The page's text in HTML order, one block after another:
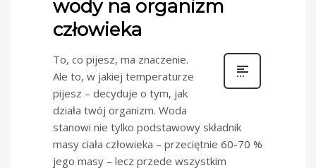
wody na organizm
człowieka
To, co pijesz, ma znaczenie.
Ale to, w jakiej temperaturze
pijesz – decyduje o tym, jak
działa twój organizm. Woda
stanowi nie tylko podstawowy składnik
masy ciała człowieka – przeciętnie 60-70 %
jego masy – lecz przede wszystkim